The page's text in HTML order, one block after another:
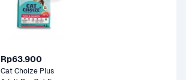
Rp63.900
Cat Choize Plus